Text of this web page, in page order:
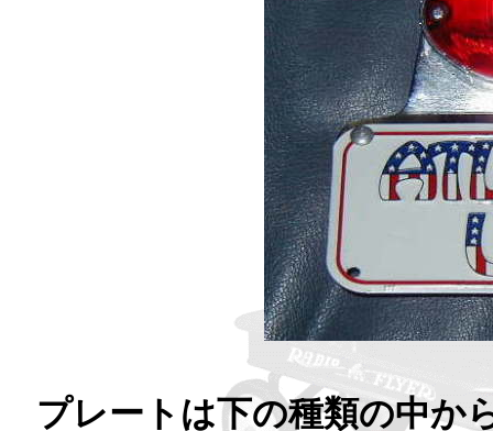
プレートは下の種類の中か